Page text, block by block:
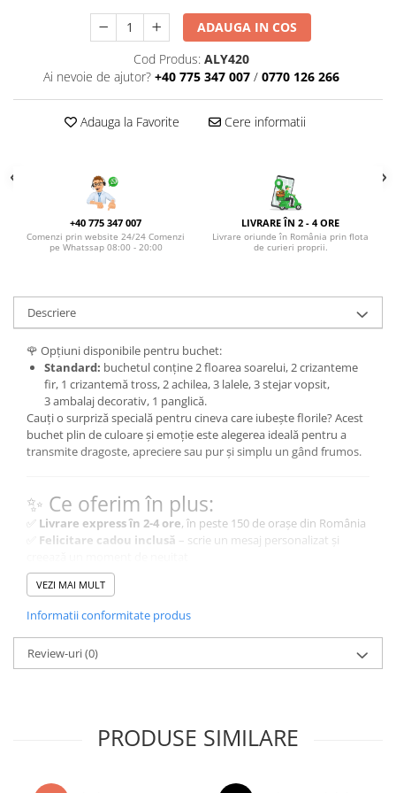
DE TRANDAFIRI ROȘII
ADAUGA IN COS
Cod Produs: ALY420
Ai nevoie de ajutor? +40 775 347 007 / 0770 126 266
Adauga la Favorite Cere informatii
+40 775 347 007
Comenzi prin website 24/24 Comenzi
pe Whatssap 08:00 - 20:00
LIVRARE ÎN 2 - 4 ORE
Livrare oriunde în România prin flota
de curieri proprii.
Descriere
🌹 Opțiuni disponibile pentru buchet:
Standard: buchetul conține 2 floarea soarelui, 2 crizanteme
fir, 1 crizantemă tross, 2 achilea, 3 lalele, 3 stejar vopsit,
3 ambalaj decorativ, 1 panglică.
Cauți o surpriză specială pentru cineva care iubește florile? Acest
buchet plin de culoare și emoție este alegerea ideală pentru a
transmite dragoste, apreciere sau pur și simplu un gând frumos.
✨ Ce oferim în plus:
✅ Livrare express în 2-4 ore, în peste 150 de orașe din România
Felicitare cadou inclusă – scrie un mesaj personalizat și
✅Ambalaj elegant
detalii, pentru o prezentare impecabilă
Folosim doar flori naturale și proaspete,
astfel încât nuanțele pot varia ușor față de
imaginile afișate. Fiecare buchet este unic, la
🌿 Cum prelungești viața florilor?
mult timp, urmează aceste sfaturi simple:
VEZI MAI MULT
Informatii conformitate produs
Review-uri(0)
PRODUSE SIMILARE